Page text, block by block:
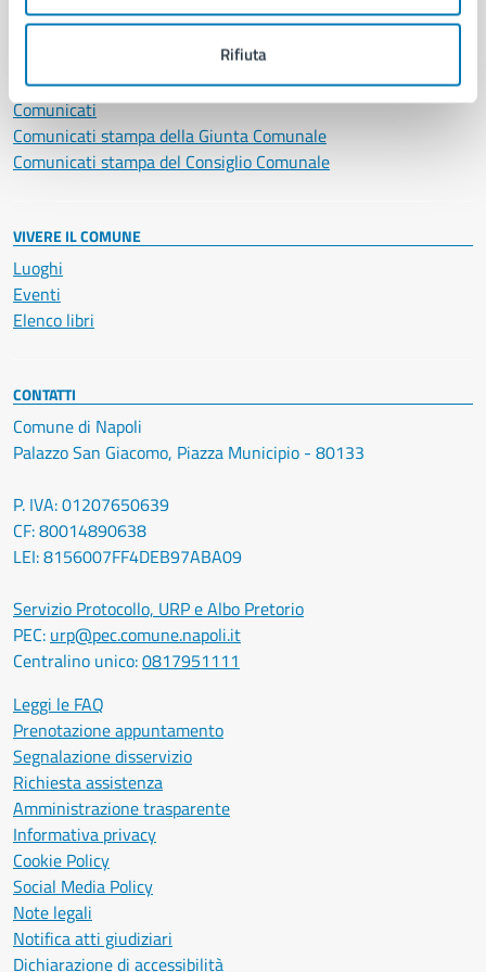
Rifiuta
NOVITÀ
Avvisi
Comunicati
Comunicati stampa della Giunta Comunale
Comunicati stampa del Consiglio Comunale
VIVERE IL COMUNE
Luoghi
Eventi
Elenco libri
CONTATTI
Comune di Napoli
Palazzo San Giacomo, Piazza Municipio - 80133
P. IVA: 01207650639
CF: 80014890638
LEI: 8156007FF4DEB97ABA09
Servizio Protocollo, URP e Albo Pretorio
PEC: urp@pec.comune.napoli.it
Centralino unico:0817951111
Leggi le FAQ
Prenotazione appuntamento
Segnalazione disservizio
Richiesta assistenza
Amministrazione trasparente
Informativa privacy
Cookie Policy
Social Media Policy
Note legali
Notifica atti giudiziari
Dichiarazione di accessibilità